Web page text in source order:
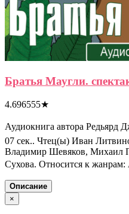
Братья Маугли.
4.696555★
Аудиокнига автора Редьярд
07 сек.. Чтец(ы) Иван
Владимир Шевяков, Михаил
Сухова. Относится к
Описание
×